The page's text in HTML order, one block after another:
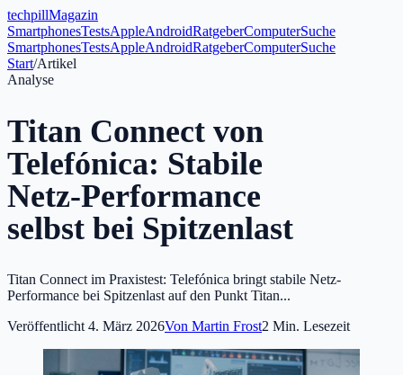
techpillMagazin
SmartphonesTestsAppleAndroidRatgeberComputerSuche
SmartphonesTestsAppleAndroidRatgeberComputerSuche
Start/Artikel
Analyse
Titan Connect von
Telefónica: Stabile
Netz-Performance
selbst bei Spitzenlast
Titan Connect im Praxistest: Telefónica bringt stabile Netz-
Performance bei Spitzenlast auf den Punkt Titan...
Veröffentlicht 4. März 2026Von Martin Frost2 Min. Lesezeit